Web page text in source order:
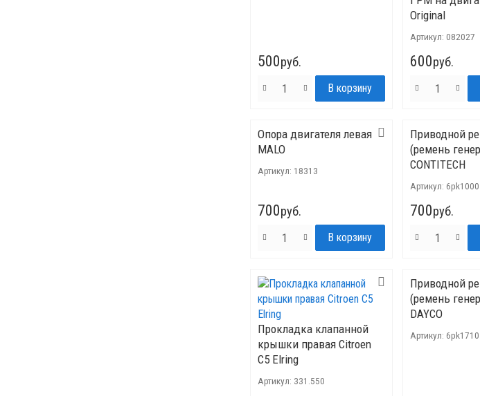
500руб.
Original
Артикул: 082027
600руб.
Опора двигателя левая
MALO
Артикул: 18313
700руб.
Приводной
(ремень
CONTITECH
Артикул: 6pk1000
700руб.
Прокладка клапанной
крышки правая Citroen
C5 Elring
Артикул: 331.550
Приводной
(ремень
DAYCO
Артикул: 6pk1710